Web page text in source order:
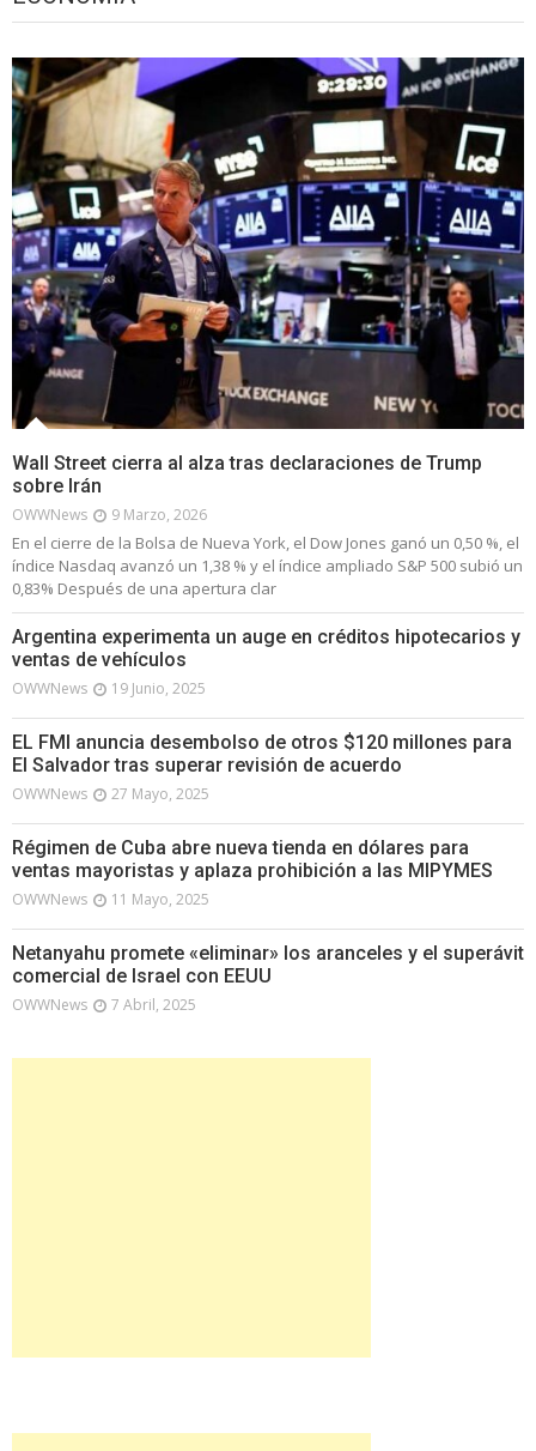
Wall Street cierra al alza tras declaraciones de Trump
sobre Irán
OWWNews 9 Marzo, 2026
En el cierre de la Bolsa de Nueva York, el Dow Jones ganó un 0,50 %, el
índice Nasdaq avanzó un 1,38 % y el índice ampliado S&P 500 subió un
0,83% Después de una apertura clar
Argentina experimenta un auge en créditos hipotecarios y
ventas de vehículos
OWWNews 19 Junio, 2025
EL FMI anuncia desembolso de otros $120 millones para
El Salvador tras superar revisión de acuerdo
OWWNews 27 Mayo, 2025
Régimen de Cuba abre nueva tienda en dólares para
ventas mayoristas y aplaza prohibición a las MIPYMES
OWWNews 11 Mayo, 2025
Netanyahu promete «eliminar» los aranceles y el superávit
comercial de Israel con EEUU
OWWNews 7 Abril, 2025